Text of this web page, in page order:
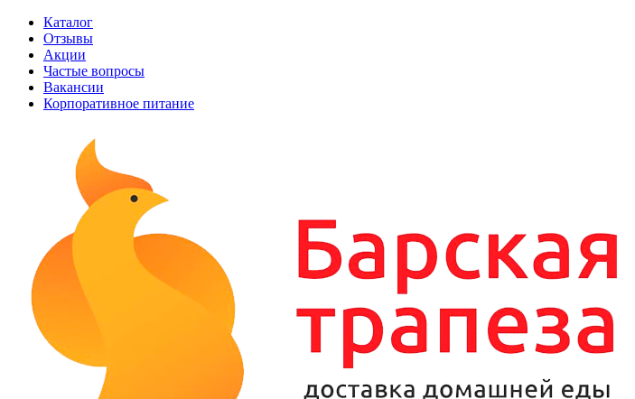
Каталог
Отзывы
Акции
Частые вопросы
Вакансии
Корпоративное питание